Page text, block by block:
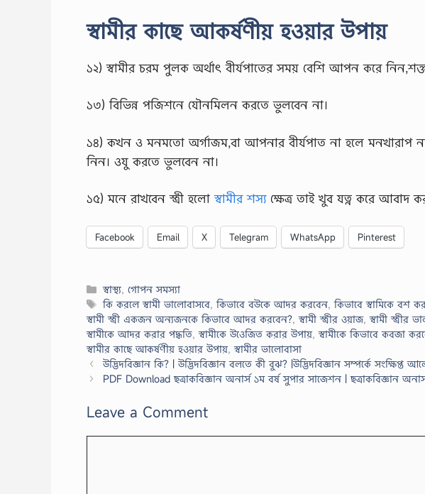
স্বামীর কাছে আকর্ষণীয় হওয়ার উপায়
১২) স্বামীর চরম পুলক অর্থাৎ বীর্যপাতের সময় বেশি আপন করে
১৩) বিভিন্ন পজিশনে যৌনমিলন করতে ভুলবেন না।
১৪) কখন ও মনমতো অর্গাজম,বা আপনার বীর্যপাত না হলে মনখারাপ না
নিন। ওযু করতে ভুলবেন না।
১৫) মনে রাখবেন স্ত্রী হলোস্বামীর শস্যক্ষেত্র তাই খুব যত্ন করে আবাদ
Facebook Email X Telegram WhatsApp Pinterest
Categories
স্বাস্থ্য,গোপন সমস্যা
Tags
কি করলে স্বামী ভালোবাসবে,কিভাবে বউকে আদর করবেন,কিভাবে স্বামিকে বশ
স্বামী স্ত্রী একজন অন্যজনকে কিভাবে আদর করবেন?,স্বামী স্ত্রীর ওয়াজ,স্বামী স্ত্রীর
স্বামীকে আদর করার পদ্ধতি,স্বামীকে উওেজিত করার উপায়,স্বামীকে কিভাবে কবজা
স্বামীর কাছে আকর্ষণীয় হওয়ার উপায়,স্বামীর ভালোবাসা
উদ্ভিদবিজ্ঞান কি? | উদ্ভিদবিজ্ঞান বলতে কী বুঝ? |উদ্ভিদবিজ্ঞান সম্পর্কে সংক্ষিপ্ত
PDF Download ছত্রাকবিজ্ঞান অনার্স ১ম বর্ষ সুপার সাজেশন | ছত্রাকবিজ্ঞান
Leave a Comment